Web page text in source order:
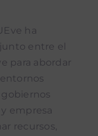
ha
entre el
para abordar
empresa
recursos,